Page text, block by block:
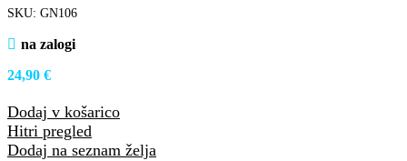
SKU: GN106
na zalogi
24,90 €
Dodaj v košarico
Hitri pregled
Dodaj na seznam želja